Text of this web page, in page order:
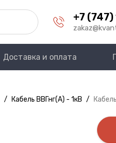
+7
Доставка и оплата
/ Кабель ВВГнг(A) - 1кВ /